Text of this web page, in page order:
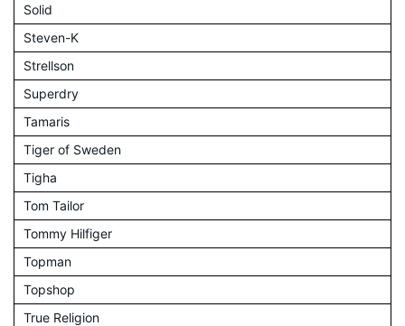
Solid
Steven-K
Strellson
Superdry
Tamaris
Tiger of Sweden
Tigha
Tom Tailor
Tommy Hilfiger
Topman
Topshop
True Religion